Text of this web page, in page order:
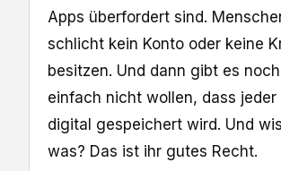
Apps überfordert sind.
schlicht kein Konto oder keine
besitzen. Und dann gibt es
einfach nicht wollen, dass jeder
digital gespeichert wird. Und
was? Das ist ihr gutes Recht.